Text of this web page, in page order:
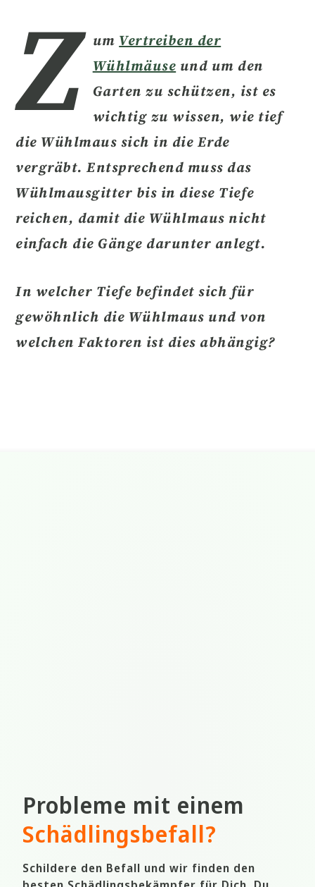
Z umVertreiben der
Wühlmäuseund um den
Garten zu schützen, ist es
wichtig zu wissen, wie tief
die Wühlmaus sich in die Erde
vergräbt. Entsprechend muss das
Wühlmausgitter bis in diese Tiefe
reichen, damit die Wühlmaus nicht
einfach die Gänge darunter anlegt.
In welcher Tiefe befindet sich für
gewöhnlich die Wühlmaus und von
welchen Faktoren ist dies abhängig?
Probleme mit einem
Schädlingsbefall?
Schildere den Befall und wir finden den